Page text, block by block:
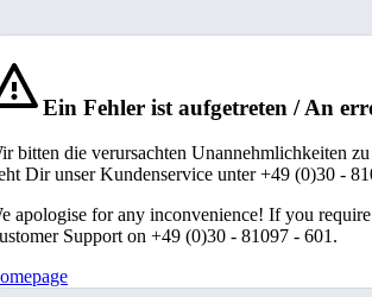
Ein Fehler ist aufgetreten / An
bitten die verursachten Unannehmlichkeiten
Dir unser Kundenservice unter +49 (0)30 -
apologise for any inconvenience! If you
Support on +49 (0)30 - 81097 - 601.